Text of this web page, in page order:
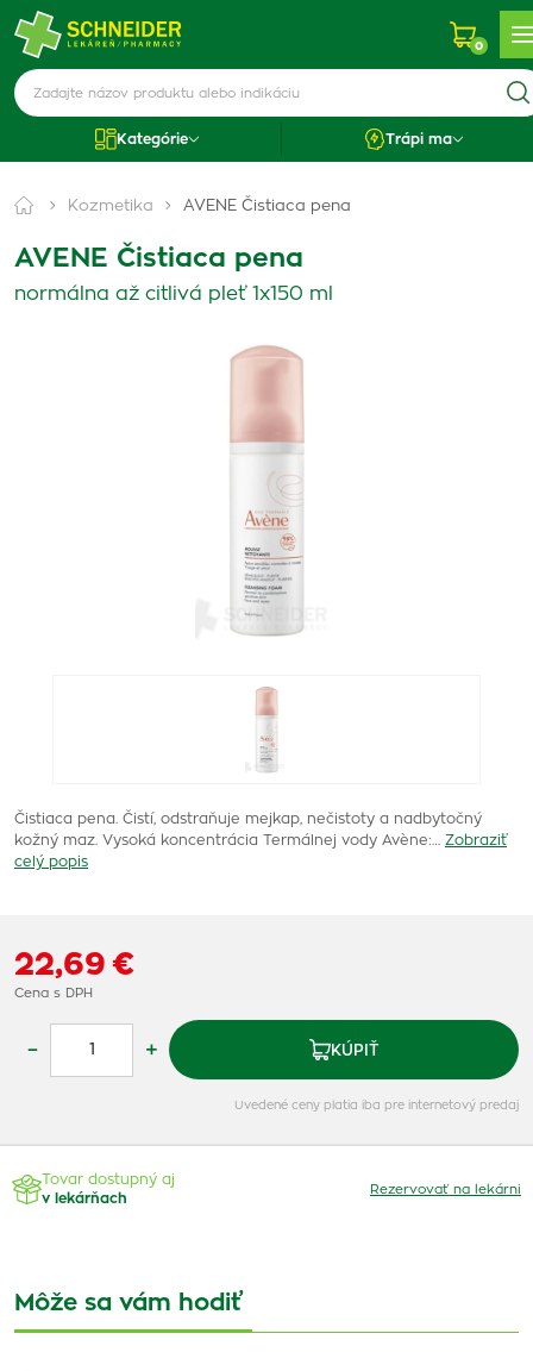
0
Kategórie Trápi ma
Kozmetika AVENE Čistiaca pena
AVENE Čistiaca pena
normálna až citlivá pleť 1x150 ml
Čistiaca pena. Čistí, odstraňuje mejkap, nečistoty a nadbytočný
kožný maz. Vysoká koncentrácia Termálnej vody Avène:…
Zobraziť
celý popis
22,69 €
Cena s DPH
– + KÚPIŤ
Uvedené ceny platia iba pre internetový predaj
Tovar dostupný aj
v lekárňach
Rezervovať na lekárni
Môže sa vám hodiť